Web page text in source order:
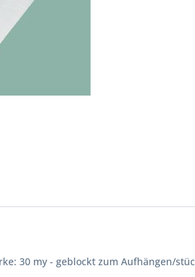
30 my - geblockt zum Aufhängen/